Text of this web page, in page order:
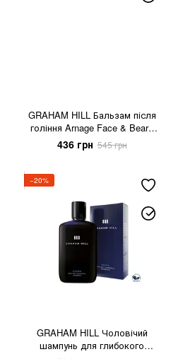
GRAHAM HILL Бальзам після
гоління Arnage Face & Beard
Balm
436 грн 545 грн
−20%
GRAHAM HILL Чоловічий
шампунь для глибокого